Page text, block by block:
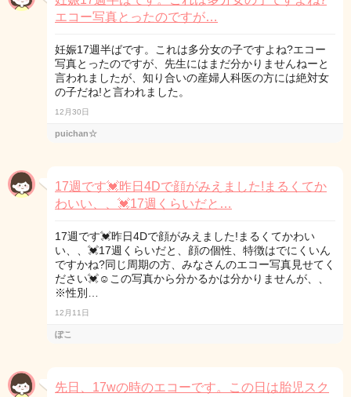
エコー写真とったのですが…
妊娠17週半ばです。これは多分女の子ですよね?エコー
写真とったのですが、先生にはまだ分かりませんねーと
言われましたが、知り合いの産婦人科医の方には絶対女
の子だね!と言われました。
12月30日
puichan☆
17週です💓昨日4Dで顔がみえました!まるくてか
わいい、、💓17週くらいだと…
17週です💓昨日4Dで顔がみえました!まるくてかわい
い、、💓17週くらいだと、顔の個性、特徴はでにくいん
ですかね?同じ周期の方、みなさんのエコー写真見せてく
ださい💓☺この写真から分かるかは分かりませんが、、
※性別…
12月11日
ぽこ
先日、17wの時のエコーです。この日は胎児スク